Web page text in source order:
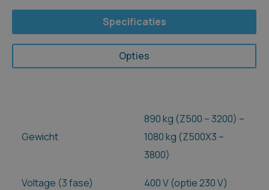
Specificaties
Opties
Gewicht
890 kg (Z500 – 3200) –
1080 kg (Z500X3 –
3800)
Voltage (3 fase) 400 V (optie 230 V)